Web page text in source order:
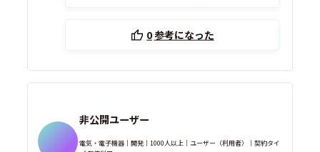
0参考になった
非公開ユーザー
電気・電子機器｜開発｜1000人以上｜ユーザー（利用者）｜契約タイ